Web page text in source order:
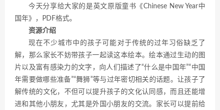
今天分享给大家的是英文原版童书《Chinese New Year中
国年》，PDF格式。
资源介绍
现在不少城市中的孩子可能对于传统的过年习俗缺乏了
解，那么家长不妨带孩子一起读这本绘本。绘本通过生动的图
片以及富有感染力的文字，向人们描述了“什么是中国年”“中国
年需要做哪些准备”“舞狮”等与过年密切相关的话题。让孩子了
解传统的文化，不但可以提升孩子的文化认同感，而且还能增
进和其他小朋友，尤其是外国小朋友的交流。家长可以提前给